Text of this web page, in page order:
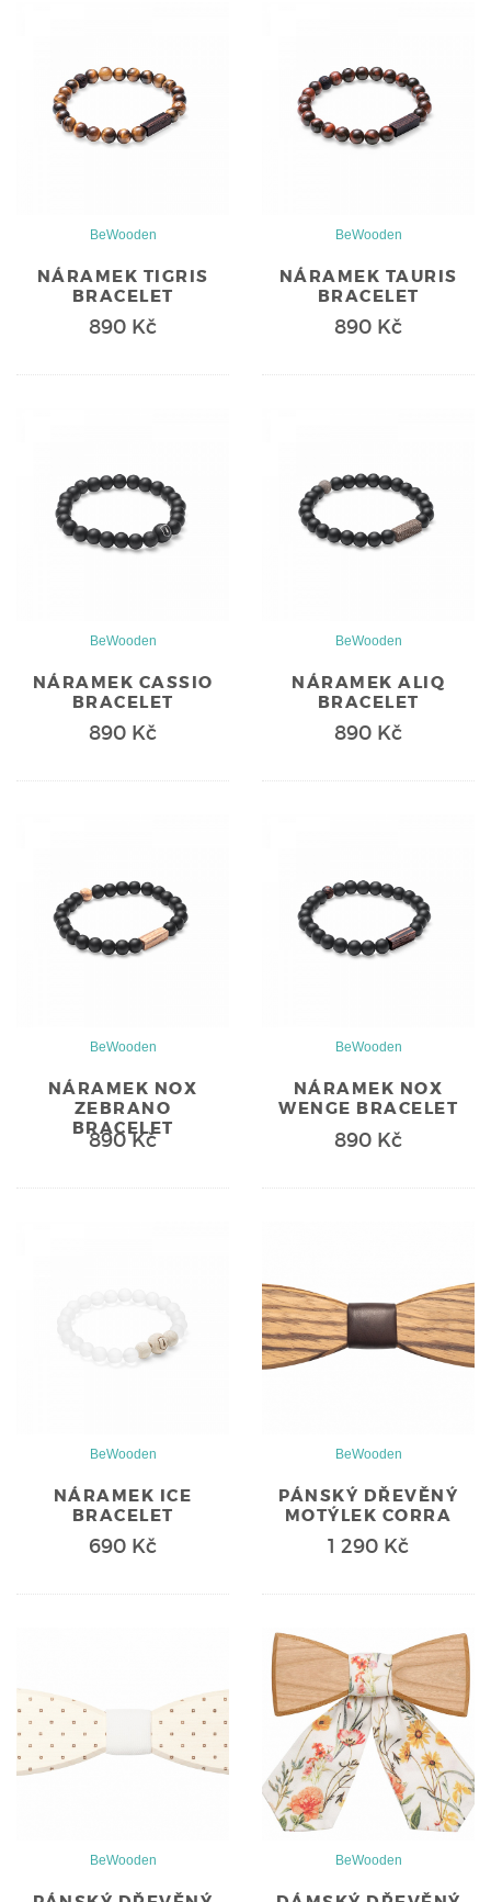
BeWooden
NÁRAMEK TIGRIS
BRACELET
890 Kč
BeWooden
NÁRAMEK TAURIS
BRACELET
890 Kč
BeWooden
NÁRAMEK CASSIO
BRACELET
890 Kč
BeWooden
NÁRAMEK ALIQ
BRACELET
890 Kč
BeWooden
NÁRAMEK NOX
ZEBRANO
BRACELET
890 Kč
BeWooden
NÁRAMEK NOX
WENGE BRACELET
890 Kč
BeWooden
NÁRAMEK ICE
BRACELET
690 Kč
BeWooden
PÁNSKÝ DŘEVĚNÝ
MOTÝLEK CORRA
1 290 Kč
BeWooden BeWooden